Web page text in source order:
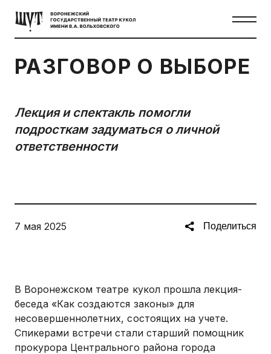
РАЗГОВОР О ВЫБОРЕ
Лекция и спектакль помогли
подросткам задуматься о личной
ответственности
7 мая 2025 Поделиться
В Воронежском театре кукол прошла лекция-
беседа «Как создаются законы» для
несовершеннолетних, состоящих на учете.
Спикерами встречи стали старший помощник
прокурора Центрального района города